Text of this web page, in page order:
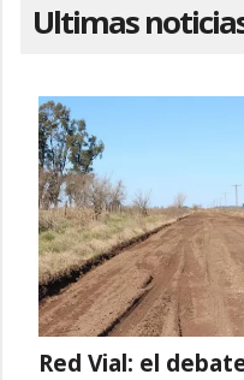
Ultimas
Red Vial: el